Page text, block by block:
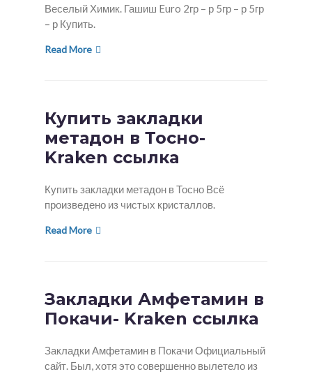
Веселый Химик. Гашиш Euro 2гр – р 5гр – р 5гр
– р Купить.
Read More
Купить закладки
метадон в Тосно-
Kraken ссылка
Купить закладки метадон в Тосно Всё
произведено из чистых кристаллов.
Read More
Закладки Амфетамин в
Покачи- Kraken ссылка
Закладки Амфетамин в Покачи Официальный
сайт. Был, хотя это совершенно вылетело из